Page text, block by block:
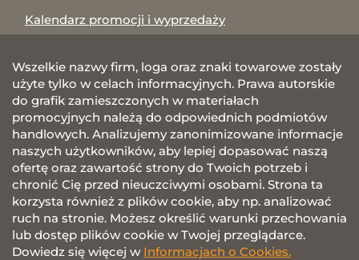
Kalendarz promocji i wyprzedaży
Wszelkie nazwy firm, loga oraz znaki towarowe zostały
użyte tylko w celach informacyjnych. Prawa autorskie
do grafik zamieszczonych w materiałach
promocyjnych należą do odpowiednich podmiotów
handlowych. Analizujemy zanonimizowane informacje
naszych użytkowników, aby lepiej dopasować naszą
ofertę oraz zawartość strony do Twoich potrzeb i
chronić Cię przed nieuczciwymi osobami. Strona ta
korzysta również z plików cookie, aby np. analizować
ruch na stronie. Możesz określić warunki przechowania
lub dostęp plików cookie w Twojej przeglądarce.
Dowiedz się więcej w Informacjach o Cookies.